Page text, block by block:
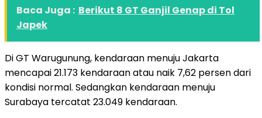
Baca Juga : Berikut 8 GT Ganjil Genap di Tol
Japek
Di GT Warugunung, kendaraan menuju Jakarta
mencapai 21.173 kendaraan atau naik 7,62 persen dari
kondisi normal. Sedangkan kendaraan menuju
Surabaya tercatat 23.049 kendaraan.